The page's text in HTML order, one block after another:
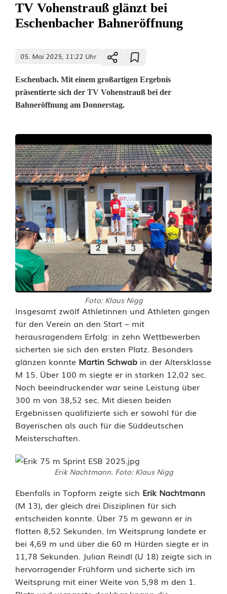
TV Vohenstrauß glänzt bei
Eschenbacher Bahneröffnung
05. Mai 2025, 11:22 Uhr
Eschenbach. Mit einem großartigen Ergebnis
präsentierte sich der TV Vohenstrauß bei der
Bahneröffnung am Donnerstag.
Foto: Klaus Nigg
T
V
V
o
h
e
n
t
r
a
u
ß
g
l
Insgesamt zwölf Athletinnen und Athleten gingen
für den Verein an den Start – mit
herausragendem Erfolg: in zehn Wettbewerben
sicherten sie sich den ersten Platz. Besonders
glänzen konnte Martin Schwab in der Altersklasse
M 15. Über 100 m siegte er in starken 12,02 sec.
Noch beeindruckender war seine Leistung über
300 m von 38,52 sec. Mit diesen beiden
Ergebnissen qualifizierte sich er sowohl für die
Bayerischen als auch für die Süddeutschen
Meisterschaften.
Erik Nachtmann. Foto: Klaus Nigg
Ebenfalls in Topform zeigte sich Erik Nachtmann
(M 13), der gleich drei Disziplinen für sich
entscheiden konnte. Über 75 m gewann er in
flotten 8,52 Sekunden. Im Weitsprung landete er
bei 4,69 m und über die 60 m Hürden siegte er in
11,78 Sekunden. Julian Reindl (U 18) zeigte sich in
hervorragender Frühform und sicherte sich im
Weitsprung mit einer Weite von 5,98 m den 1.